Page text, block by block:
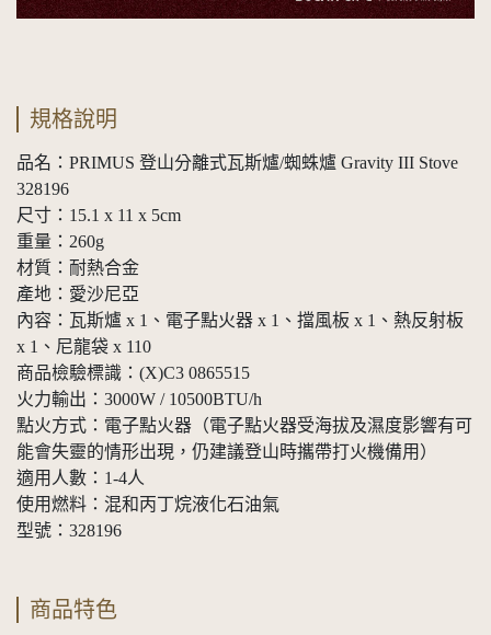
規格說明
品名：PRIMUS 登山分離式瓦斯爐/蜘蛛爐 Gravity III Stove
328196
尺寸：15.1 x 11 x 5cm
重量：260g
材質：耐熱合金
產地：愛沙尼亞
內容：瓦斯爐 x 1、電子點火器 x 1、擋風板 x 1、熱反射板
x 1、尼龍袋 x 110
商品檢驗標識：(X)C3 0865515
火力輸出：3000W / 10500BTU/h
點火方式：電子點火器（電子點火器受海拔及濕度影響有可
能會失靈的情形出現，仍建議登山時攜帶打火機備用）
適用人數：1-4人
使用燃料：混和丙丁烷液化石油氣
型號：328196
商品特色